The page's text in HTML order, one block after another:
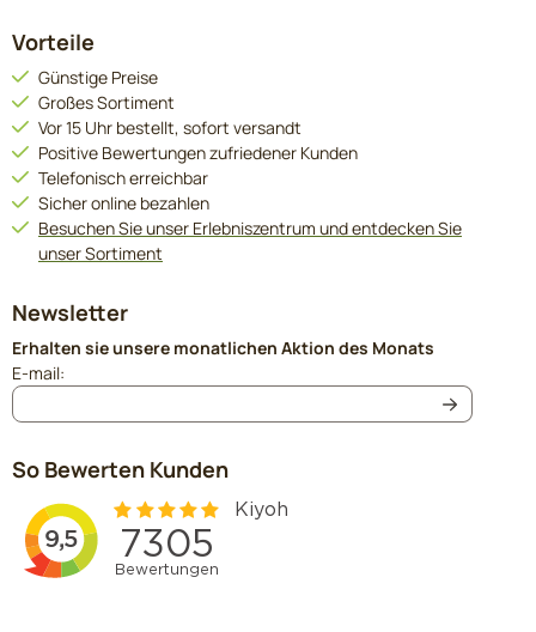
Vorteile
Günstige Preise
Großes Sortiment
Vor 15 Uhr bestellt, sofort versandt
Positive Bewertungen zufriedener Kunden
Telefonisch erreichbar
Sicher online bezahlen
Besuchen Sie unser Erlebniszentrum und entdecken Sie
unser Sortiment
Newsletter
Erhalten sie unsere monatlichen Aktion des Monats
E-mail:
So Bewerten Kunden